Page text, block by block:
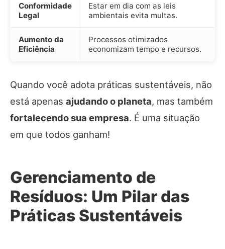
Conformidade
Legal
Estar em dia com as leis
ambientais evita multas.
Aumento da
Eficiência
Processos otimizados
economizam tempo e recursos.
Quando você adota práticas sustentáveis, não
está apenas ajudando o planeta, mas também
fortalecendo sua empresa. É uma situação
em que todos ganham!
Gerenciamento de
Resíduos: Um Pilar das
Práticas Sustentáveis